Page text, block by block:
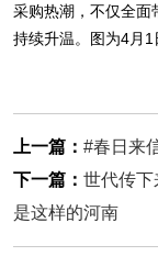
采购热潮，不仅全面
持续升温。图为4月1
上一篇： #春日来
下一篇： 世代传下
是这样的河南